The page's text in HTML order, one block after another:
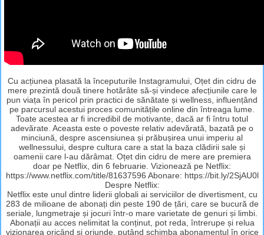
Cu acțiunea plasată la începuturile Instagramului, Oțet din cidru de
mere prezintă două tinere hotărâte să-și vindece afecțiunile care le
pun viața în pericol prin practici de sănătate și wellness, influențând
pe parcursul acestui proces comunitățile online din întreaga lume.
Toate acestea ar fi incredibil de motivante, dacă ar fi întru totul
adevărate. Aceasta este o poveste relativ adevărată, bazată pe o
minciună, despre ascensiunea și prăbușirea unui imperiu al
wellnessului, despre cultura care a stat la baza clădirii sale și
oamenii care l-au dărâmat. Oțet din cidru de mere are premiera
doar pe Netflix, din 6 februarie. Vizionează pe Netflix:
https://www.netflix.com/title/81637596 Abonare: https://bit.ly/2SjAU0l
Despre Netflix:
Netflix este unul dintre liderii globali ai serviciilor de divertisment, cu
283 de milioane de abonați din peste 190 de țări, care se bucură de
seriale, lungmetraje și jocuri într-o mare varietate de genuri și limbi.
Abonații au acces nelimitat la conținut, pot reda, întrerupe și relua
vizionarea oricând și oriunde, putând schimba abonamentul în orice